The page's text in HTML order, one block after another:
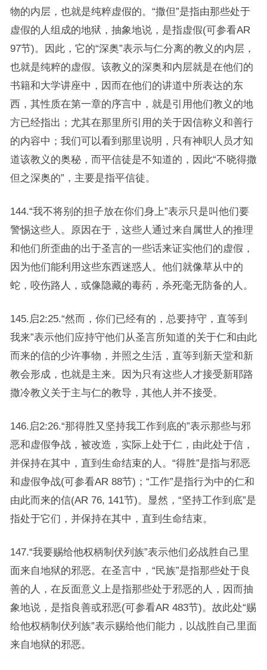
物的内层，也就是纯粹虚假的。“撒但”是指由那些处于
虚假的人组成的地狱，抽象地说，是指虚假(可参看AR
97节)。因此，它的“深奥”表示与仁分离的教义的内层，
也就是纯粹的虚假。该教义的深奥和内层就是在他们的
书籍和大学讲座中，因而在他们的讲道中所表达的东
西，其性质在第一章的序言中，就是引用他们教义的地
方已经指出；尤其在那里所引用的关于因信称义和善行
的内容中；我们可以看到那里说明，只有神职人员才知
道该教义的奥秘，而平信徒是不知道的，因此“不晓得撒
但之深奥的”，主要是指平信徒。
144.“我不将别的担子放在你们身上”表示只是叫他们要
警惕这些人。原因在于，这些人通过来自属世人的推理
和他们所歪曲的出于圣言的一些话来证实他们的虚假，
因为他们能利用这些东西迷惑人。他们就像草从中的
蛇，咬伤路人，或像隐藏的毒药，杀死毫无防备的人。
145.启2:25.“然而，你们已经有的，总要持守，直等到
我来”表示他们应持守他们从圣言所知道的关于仁和由此
而来的信的少许事物，并照之生活，直等到新天堂和新
教会形成，也就是主来。因为只有这些人才接受新耶路
撒冷教义关于主与仁的教导，其他人并不接受。
146.启2:26.“那得胜又坚持我工作到底的”表示那些与邪
恶和虚假争战，被改造，实际上处于仁，由此处于信，
并保持在其中，直到生命结束的人。“得胜”是指与邪恶
和虚假争战(可参看AR 88节)；“工作”是指行为中的仁和
由此而来的信(AR 76, 141节)。显然，“坚持工作到底”是
指处于它们，并保持在其中，直到生命结束。
147.“我要赐给他权柄制伏列族”表示他们必战胜自己里
面来自地狱的邪恶。在圣言中，“民族”是指那些处于良
善的人，在反面意义上是指那些处于邪恶的人，因而抽
象地说，是指良善或邪恶(可参看AR 483节)。故此处“赐
给他权柄制伏列族”表示赐给他们能力，以战胜自己里面
来自地狱的邪恶。